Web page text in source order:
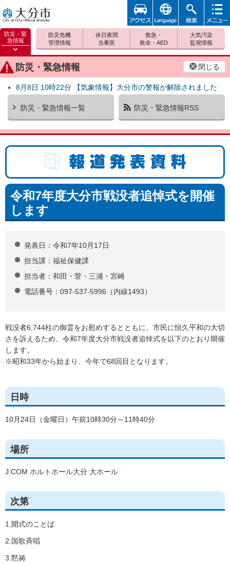
大分市
防災・緊
急情報
防災緊
急情報
を開く
防災・緊急情報 閉じる
8月8日 10時22分 【気象情報】大分市の警報が解除されました
防災・緊急情報一覧 防災・緊急情報RSS
防災危機
管理情報
休日夜間
当番医
救急・
救命・AED
大気汚染
監視情報
アクセ
ス
foreign 検索
メニュ
報道発表資料
令和7年度大分市戦没者追悼式を開催
します
発表日：令和7年10月17日
担当課：福祉保健課
担当者：和田・菅・三浦・宮崎
電話番号：097-537-5996（内線1493）
戦没者6,744柱の御霊をお慰めするとともに、市民に恒久平和の大切
さを訴えるため、令和7年度大分市戦没者追悼式を以下のとおり開催
します。
※昭和33年から始まり、今年で68回目となります。
日時
10月24日（金曜日）午前10時30分～11時40分
場所
J:COM ホルトホール大分 大ホール
次第
1.開式のことば
2.国歌斉唱
3.黙祷